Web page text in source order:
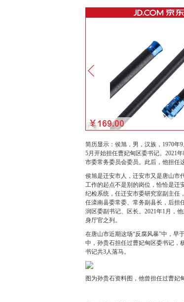
简历显示：侯旭，男，汉族，1970年
5月开始担任曹妃甸区委书记。2021
市委常务委员会委员。此后，他担任
侯旭是迁安市人，迁安市又是唐山市
工作的起点不是别的岗位，恰恰是迁
纪检系统，任迁安市委研究室副主任
任滦南县委常委、常务副县长，后担
润区委副书记、区长。2021年1月，
身厅官之列。
在唐山市近期这场“反腐风暴”中，早
中，孙贵石担任过曹妃甸区委书记，
书记共3人落马。
图为孙贵石资料图，他曾担任过曹妃